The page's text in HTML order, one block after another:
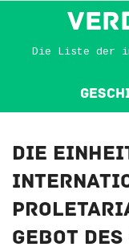
Die Liste der
Die
Gebot